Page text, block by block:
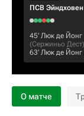
ПСВ Эйндховен
45‎’‎ Люк де Йонг
(Сержиньо Дест)
63‎’‎ Люк де Йонг
О матче